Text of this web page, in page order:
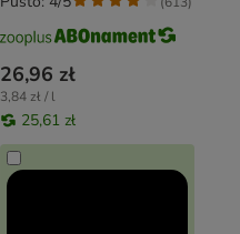
26,96 zł
3,84 zł / l
25,61 zł